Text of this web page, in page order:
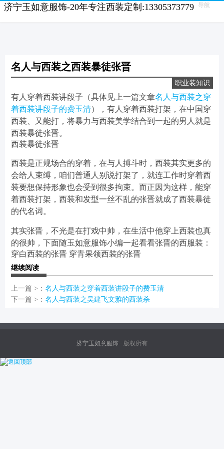
济宁玉如意服饰-20年专注西装定制:13305373779 导航
名人与西装之西装暴徒张晋
职业装知识
有人穿着西装讲段子（具体见上一篇文章名人与西装之穿
着西装讲段子的费玉清），有人穿着西装打架，在中国穿
西装、又能打，将暴力与西装美学结合到一起的男人就是
西装暴徒张晋。
西装暴徒张晋
西装是正规场合的穿着，在与人搏斗时，西装其实更多的
会给人束缚，咱们普通人别说打架了，就连工作时穿着西
装要想保持形象也会受到很多拘束。而正因为这样，能穿
着西装打架，西装和发型一丝不乱的张晋就成了西装暴徒
的代名词。
其实张晋，不光是在打戏中帅，在生活中他穿上西装也真
的很帅，下面随玉如意服饰小编一起看看张晋的西服装：
穿白西装的张晋 穿青果领西装的张晋
继续阅读
上一篇 >： 名人与西装之穿着西装讲段子的费玉清
下一篇 >： 名人与西装之吴建飞文雅的西装杀
济宁玉如意服饰 · 版权所有